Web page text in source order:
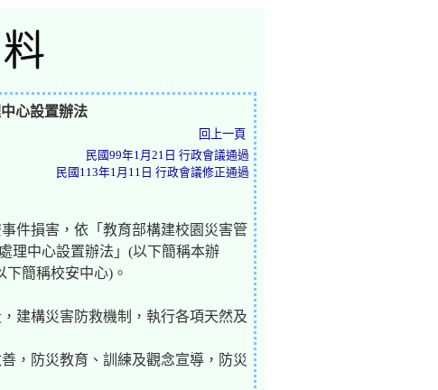
心設置辦法
回上一頁
民國99年1月21日 行政會議通過
民國113年1月11日 行政會議修正通過
件損害，依「教育部構建校園災害管
理中心設置辦法」(以下簡稱本辦
簡稱校安中心)。
建構災害防救機制，執行各項天然及
，防災教育、訓練及觀念宣導，防災